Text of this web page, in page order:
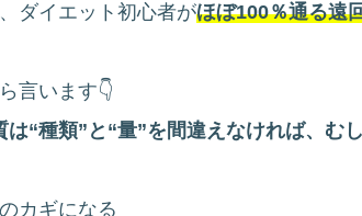
ダイエット初心者がほぼ100％通る遠
言います👇
は“種類”と“量”を間違えなければ、む
カギになる